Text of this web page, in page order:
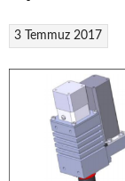
3 Temmuz 2017